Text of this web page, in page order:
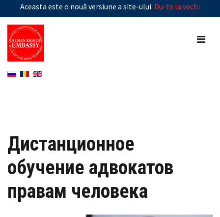
Aceasta este o nouă versiune a site-ului. Du-te la vechi
Дистанционное
обучение адвокатов
правам человека